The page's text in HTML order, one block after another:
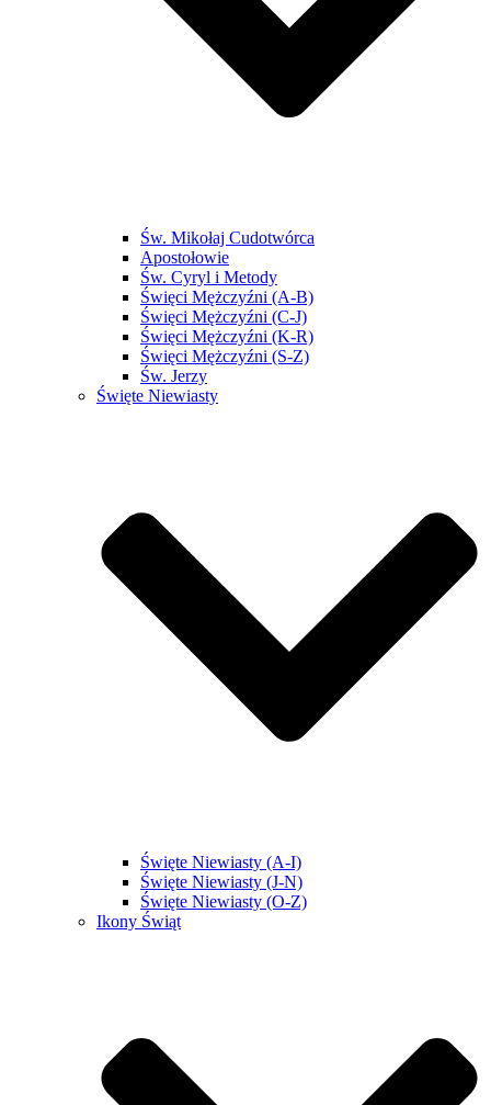
Św. Mikołaj Cudotwórca
Apostołowie
Św. Cyryl i Metody
Święci Mężczyźni (A-B)
Święci Mężczyźni (C-J)
Święci Mężczyźni (K-R)
Święci Mężczyźni (S-Z)
Św. Jerzy
Święte Niewiasty
Święte Niewiasty (A-I)
Święte Niewiasty (J-N)
Święte Niewiasty (O-Z)
Ikony Świąt